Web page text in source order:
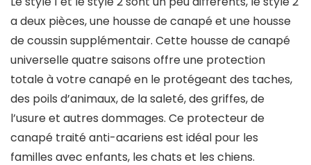
a deux pièces, une housse de canapé et une housse
de coussin supplémentair. Cette housse de canapé
universelle quatre saisons offre une protection
totale à votre canapé en le protégeant des taches,
des poils d’animaux, de la saleté, des griffes, de
l’usure et autres dommages. Ce protecteur de
canapé traité anti-acariens est idéal pour les
familles avec enfants, les chats et les chiens.